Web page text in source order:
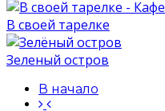
В своей тарелке
Зеленый остров
В начало